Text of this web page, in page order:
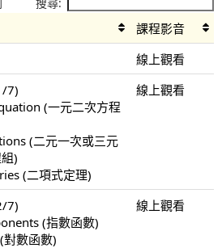
課程影音
線上觀看
7)
(一元二次方程
(二元一次或三元
)
(二項式定理)
線上觀看
7)
(指數函數)
數函數)
線上觀看